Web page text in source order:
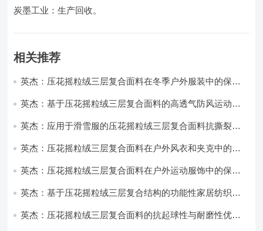
炭墨工业：生产回收。
相关推荐
英杰：压花摇粒绒三层复合面料在冬季户外服装中的保暖
英杰：基于压花摇粒绒三层复合面料的高透气防风运动服
英杰：应用于滑雪服的压花摇粒绒三层复合面料抗撕裂与
英杰：压花摇粒绒三层复合面料在户外风衣和夹克中的应
英杰：压花摇粒绒三层复合面料在户外运动服饰中的保暖
英杰：基于压花摇粒绒三层复合结构的功能性家居纺织品
英杰：压花摇粒绒三层复合面料的抗起球性与耐磨性优化